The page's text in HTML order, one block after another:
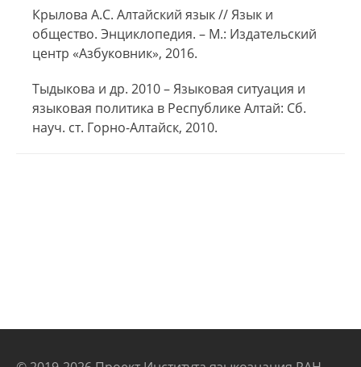
Крылова А.С. Алтайский язык // Язык и
общество. Энциклопедия. – М.: Издательский
центр «Азбуковник», 2016.
Тыдыкова и др. 2010 – Языковая ситуация и
языковая политика в Республике Алтай: Сб.
науч. ст. Горно-Алтайск, 2010.